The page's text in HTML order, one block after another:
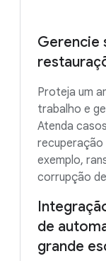
Gerencie
Proteja um
trabalho e
Atenda
exemplo,
corrupção
de
grande